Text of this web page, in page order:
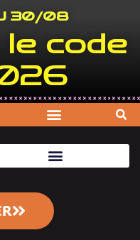
30/08
le code